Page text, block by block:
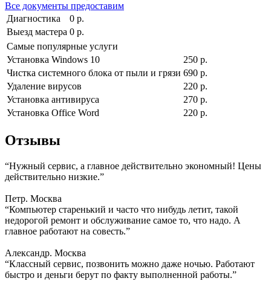
Все документы предоставим
Диагностика
0 р.
Выезд мастера 0 р.
Самые популярные услуги
Установка Windows 10
250 р.
Чистка системного блока от пыли и грязи 690 р.
Удаление вирусов
220 р.
Установка антивируса
270 р.
Установка Office Word
220 р.
Отзывы
“Нужный сервис, а главное действительно экономный! Цены
действительно низкие.”
Петр. Москва
“Компьютер старенький и часто что нибудь летит, такой
недорогой ремонт и обслуживание самое то, что надо. А
главное работают на совесть.”
Александр. Москва
“Классный сервис, позвонить можно даже ночью. Работают
быстро и деньги берут по факту выполненной работы.”